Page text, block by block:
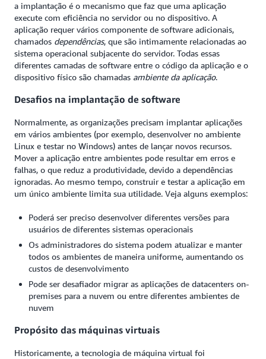
a implantação é o mecanismo que faz que uma aplicação
execute com eficiência no servidor ou no dispositivo. A
aplicação requer vários componente de software adicionais,
chamados dependências, que são intimamente relacionadas ao
sistema operacional subjacente do servidor. Todas essas
diferentes camadas de software entre o código da aplicação e o
dispositivo físico são chamadas ambiente da aplicação.
Desafios na implantação de software
Normalmente, as organizações precisam implantar aplicações
em vários ambientes (por exemplo, desenvolver no ambiente
Linux e testar no Windows) antes de lançar novos recursos.
Mover a aplicação entre ambientes pode resultar em erros e
falhas, o que reduz a produtividade, devido a dependências
ignoradas. Ao mesmo tempo, construir e testar a aplicação em
um único ambiente limita sua utilidade. Veja alguns exemplos:
Poderá ser preciso desenvolver diferentes versões para
usuários de diferentes sistemas operacionais
Os administradores do sistema podem atualizar e manter
todos os ambientes de maneira uniforme, aumentando os
custos de desenvolvimento
Pode ser desafiador migrar as aplicações de datacenters on-
premises para a nuvem ou entre diferentes ambientes de
nuvem
Propósito das máquinas virtuais
Historicamente, a tecnologia de máquina virtual foi